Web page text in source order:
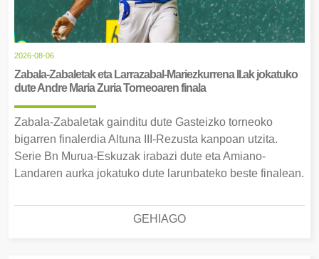
2026-08-06
Zabala-Zabaletak eta Larrazabal-Mariezkurrena II.ak jokatuko
dute Andre Maria Zuria Torneoaren finala
Zabala-Zabaletak gainditu dute Gasteizko torneoko
bigarren finalerdia Altuna III-Rezusta kanpoan utzita.
Serie Bn Murua-Eskuzak irabazi dute eta Amiano-
Landaren aurka jokatuko dute larunbateko beste finalean.
GEHIAGO